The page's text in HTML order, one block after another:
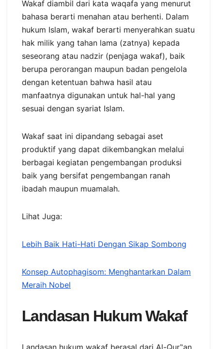
Wakaf diambil dari kata waqafa yang menurut
bahasa berarti menahan atau berhenti. Dalam
hukum Islam, wakaf berarti menyerahkan suatu
hak milik yang tahan lama (zatnya) kepada
seseorang atau nadzir (penjaga wakaf), baik
berupa perorangan maupun badan pengelola
dengan ketentuan bahwa hasil atau
manfaatnya digunakan untuk hal-hal yang
sesuai dengan syariat Islam.
Wakaf saat ini dipandang sebagai aset
produktif yang dapat dikembangkan melalui
berbagai kegiatan pengembangan produksi
baik yang bersifat pengembangan ranah
ibadah maupun muamalah.
Lihat Juga:
Lebih Baik Hati-Hati Dengan Sikap Sombong
Konsep Autophagisom: Menghantarkan Dalam
Meraih Nobel
Landasan Hukum Wakaf